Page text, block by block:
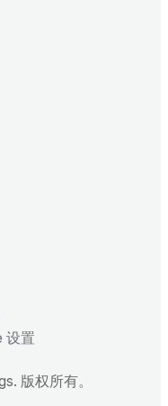
设置
版权所有。